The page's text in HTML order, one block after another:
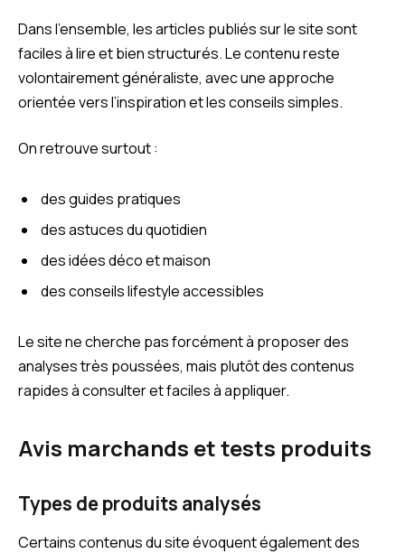
Dans l’ensemble, les articles publiés sur le site sont
faciles à lire et bien structurés. Le contenu reste
volontairement généraliste, avec une approche
orientée vers l’inspiration et les conseils simples.
On retrouve surtout :
des guides pratiques
des astuces du quotidien
des idées déco et maison
des conseils lifestyle accessibles
Le site ne cherche pas forcément à proposer des
analyses très poussées, mais plutôt des contenus
rapides à consulter et faciles à appliquer.
Avis marchands et tests produits
Types de produits analysés
Certains contenus du site évoquent également des